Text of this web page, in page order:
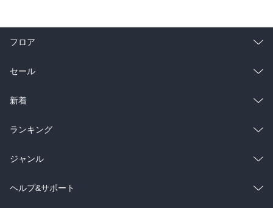
フロア
総合
ラノベ
雑誌・グラビア
BL・TL
セール
総合
ラノベ
雑誌・グラビア
BL・TL
新着
総合
ラノベ
雑誌・グラビア
ランキング
総合
ラノベ
ジャンル
コミック
ヘルプ&サポート